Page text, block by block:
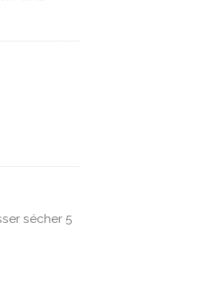
sécher 5